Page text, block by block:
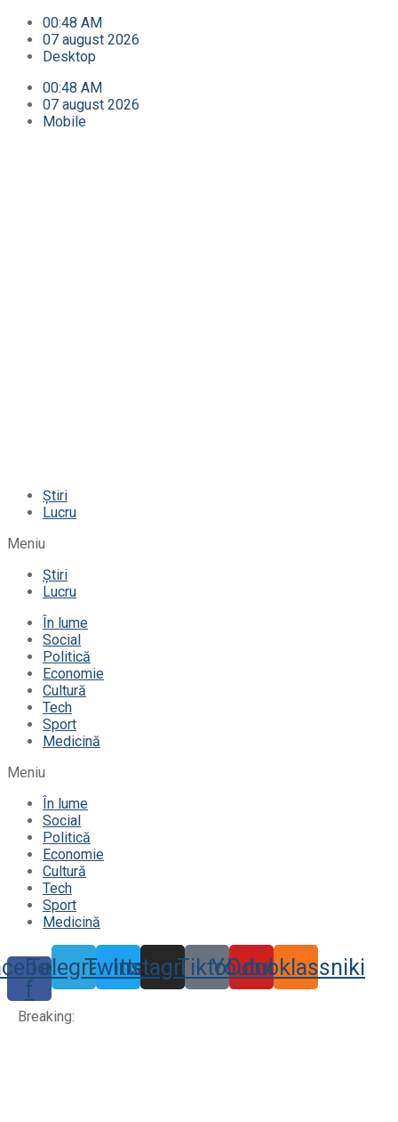
00:48 AM
07 august 2026
Desktop
00:48 AM
07 august 2026
Mobile
Știri
Lucru
Meniu
Știri
Lucru
În lume
Social
Politică
Economie
Cultură
Tech
Sport
Medicină
Meniu
În lume
Social
Politică
Economie
Cultură
Tech
Sport
Medicină
f
TelegramTwitter
Instagram
TiktokYoutube
Odnoklassniki
Breaking: